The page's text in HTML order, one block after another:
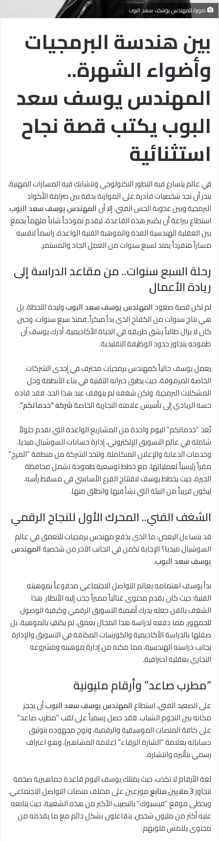
صورة للمهندس يوسف سعد البوب
بين هندسة البرمجيات
وأضواء الشهرة..
المهندس يوسف سعد
البوب يكتب قصة نجاح
استثنائية
في عالم يتسارع فيه التطور التكنولوجي وتتشابك فيه المسارات المهنية،
يندر أن نجد شخصيات قادرة على الموازنة بدقة بين صرامة الأكواد
البرمجية وبين عذوبة الحس الفني. إلا أنالمهندس يوسف سعد البوب
استطاع ببراعة أن يكسر هذه القاعدة، ليقدم نموذجاً شاباً ملهماً يجمع
بين العقلية الهندسية الفذة والموهبة الفنية الواعدة، راسماً لنفسه
مساراً متفرداً يمتد لسبع سنوات من العمل الجاد والمستمر.
رحلة السبع سنوات.. من مقاعد الدراسة إلى
ريادة الأعمال
لم تكن قصة صعودالمهندس يوسف سعد البوبوليدة اللحظة، بل
هي نتاج سنوات من الكفاح الذي بدأ مبكراً. فمنذ سبع سنوات، وحين
كان لا يزال طالباً يشق طريقه في الحياة الأكاديمية، أدرك يوسف أن
طموحه يتجاوز حدود الوظيفة التقليدية.
يعمل يوسف حالياً كمهندس برمجيات محترف في إحدى الشركات
الخاصة المرموقة، حيث يطبق خبراته التقنية في بناء الأنظمة وحل
المشكلات البرمجية. ولكن شغفه لم يتوقف عند هذا الحد، فقد قاده
حسه الريادي إلى تأسيس علامته التجارية الخاصةشركة “خدماتكم”.
تُعد “خدماتكم” اليوم واحدة من المشاريع الواعدة التي تقدم حلولاً
شاملة في عالم التسويق الإلكتروني، إدارة حسابات السوشيال ميديا،
وخدمات الدعاية والإعلان المتكاملة. وتتخذ الشركة من منطقة “المرج”
مقراً رئيسياً لعملياتها، مع خطط توسعية طموحة تشمل محافظة
الجيزة، حيث يخطط يوسف لافتتاح الفرع الأساسي في مسقط رأسه،
ليكون قريباً من البيئة التي نشأ فيها وانطلق منها.
الشغف الفني.. المحرك الأول للنجاح الرقمي
قد يتساءل البعض: ما الذي يدفع مهندس برمجيات للتعمق في عالم
السوشيال ميديا؟ الإجابة تكمن في الجانب الآخر من شخصيةالمهندس
يوسف سعد البوب.
بدأ يوسف اهتمامه بعالم التواصل الاجتماعي مدفوعاً بموهبته
الفنية؛ حيث كان يقدم محتوى غنائياً مميزاً جذب إليه الأنظار. هذا
الشغف بالفن جعله يدرك أهمية التسويق الرقمي وكيفية الوصول
للجمهور، مما دفعه لدراسة هذا المجال بعمق. لم يكتفِ بالموهبة، بل
صقلها بالدراسة الأكاديمية والكورسات المكثفة في التسويق والإدارة
بجانب دراسته الهندسية، مما مكنه من إدارة موهبته ومشروعه
التجاري بعقلية احترافية.
“مطرب صاعد” وأرقام مليونية
على الصعيد الفني، استطاعالمهندس يوسف سعد البوبأن يحجز
مكانه بين النجوم الشباب. فقد حصل رسمياً على لقب “مطرب صاعد”
على كافة المنصات الموسيقية والرقمية، وتوج مجهوده بتوثيق
حساباته بعلامة “الشارة الزرقاء” (علامة المشاهير)، وهو اعتراف
رسمي بتأثيره وانتشاره.
لغة الأرقام لا تكذب، حيث يمتلك يوسف اليوم قاعدة جماهيرية ضخمة
تتجاوز3 ملايين متابع
موزعين على مختلف منصات التواصل الاجتماعي.
ويحظى موقع “فيسبوك” بالنصيب الأكبر من هذه الشعبية، حيث يتابعه
عليه أكثر من مليون شخص، يتفاعلون بشكل دائم مع ما يقدمه من
محتوى يلامس قلوبهم.